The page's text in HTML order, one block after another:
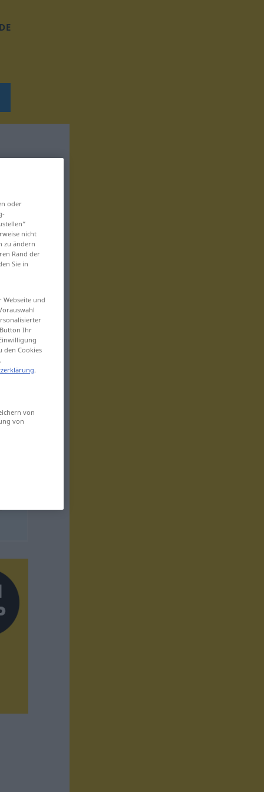
oder
nicht
zu ändern
Rand der
Sie in
und
Ihr
den Cookies
.
von
von